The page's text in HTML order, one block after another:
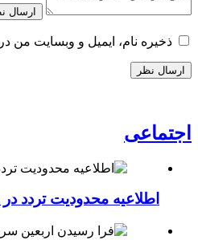
ارسال
ذخیره نام، ایمیل و وبسایت من
اجتماعی
اطلاعیه محدودیت تردد